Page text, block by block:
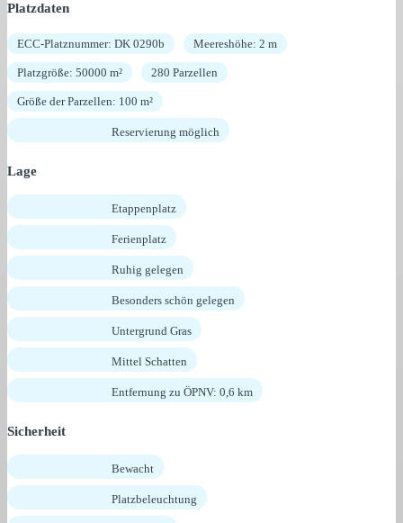
Platzdaten
ECC-Platznummer: DK 0290b Meereshöhe: 2 m
Platzgröße: 50000 m² 280 Parzellen
Größe der Parzellen: 100 m²
Reservierung möglich
Lage
Etappenplatz
Ferienplatz
Ruhig gelegen
Besonders schön gelegen
Untergrund Gras
Mittel Schatten
Entfernung zu ÖPNV: 0,6 km
Sicherheit
Bewacht
Platzbeleuchtung